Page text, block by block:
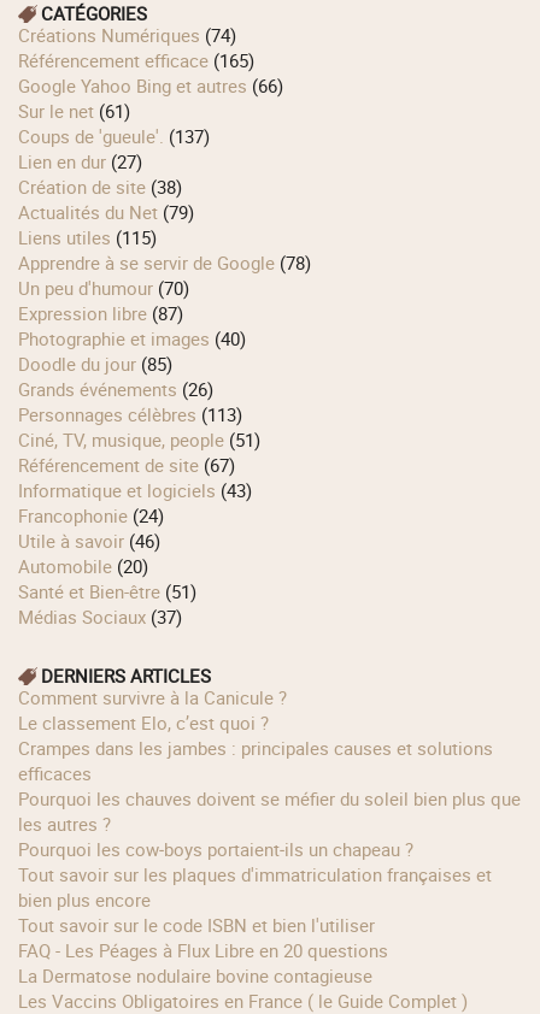
CATÉGORIES
Créations Numériques (74)
Référencement efficace (165)
Google Yahoo Bing et autres (66)
Sur le net (61)
Coups de 'gueule'. (137)
Lien en dur (27)
Création de site (38)
Actualités du Net (79)
Liens utiles (115)
Apprendre à se servir de Google (78)
Un peu d'humour (70)
Expression libre (87)
Photographie et images (40)
Doodle du jour (85)
Grands événements (26)
Personnages célèbres (113)
Ciné, TV, musique, people (51)
Référencement de site (67)
Informatique et logiciels (43)
Francophonie (24)
Utile à savoir (46)
Automobile (20)
Santé et Bien-être (51)
Médias Sociaux (37)
DERNIERS ARTICLES
Comment survivre à la Canicule ?
Le classement Elo, c’est quoi ?
Crampes dans les jambes : principales causes et solutions
efficaces
Pourquoi les chauves doivent se méfier du soleil bien plus que
les autres ?
Pourquoi les cow‑boys portaient‑ils un chapeau ?
Tout savoir sur les plaques d'immatriculation françaises et
bien plus encore
Tout savoir sur le code ISBN et bien l'utiliser
FAQ - Les Péages à Flux Libre en 20 questions
La Dermatose nodulaire bovine contagieuse
Les Vaccins Obligatoires en France ( le Guide Complet )